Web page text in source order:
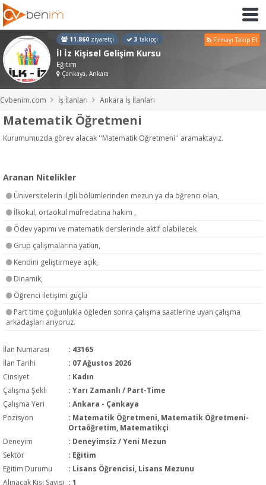
11.860 ziyaretçi 3 takipçi Firmayı Takip Et
İl İz Kişisel Gelişim Kursu
Eğitim
Çankaya, Ankara
Cvbenim.com İş İlanları Ankara İş İlanları
Matematik Öğretmeni
Kurumumuzda görev alacak ''Matematik Öğretmeni'' aramaktayız.
Aranan Nitelikler
Üniversitelerin ilgili bölümlerinden mezun ya da öğrenci olan,
İlkokul, ortaokul müfredatına hakim ,
Ödev yapımı ve matematik derslerinde aktif olabilecek
Grup çalışmalarına yatkın,
Kendini geliştirmeye açık,
Dinamik,
Öğrenci iletişimi güçlü
Part time çoğunlukla öğleden sonra çalışma saatlerine uyan çalışma
arkadaşları arıyoruz.
İlan Numarası
: 43165
İlan Tarihi
: 07 Ağustos 2026
Cinsiyet
: Kadın
Çalışma Şekli
: Yarı Zamanlı / Part-Time
Çalışma Yeri
: Ankara - Çankaya
Pozisyon
: Matematik Öğretmeni, Matematik Öğretmeni-
Ortaöğretim, Matematikçi
Deneyim
: Deneyimsiz / Yeni Mezun
Sektör
: Eğitim
Eğitim Durumu
: Lisans Öğrencisi, Lisans Mezunu
Alınacak Kişi Sayısı : 1